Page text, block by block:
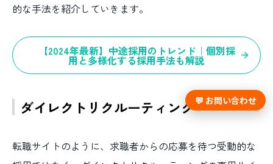
的な手法を紹介していきます。
【2024年最新】中途採用のトレンド｜個別採
用と多様化する採用手法も解説
ダイレクトリクルーティング
転職サイトのように、求職者からの応募を待つ受動的な
💬 お問い合わせ